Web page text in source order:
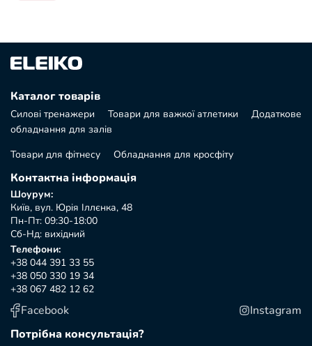
Каталог товарів
Силові тренажери Товари для важкої атлетики
Додаткове
обладнання для залів
Товари для фітнесу
Обладнання для кросфіту
Контактна інформація
Шоурум:
Київ, вул. Юрія Іллєнка, 48
Пн-Пт: 09:30-18:00
Сб-Нд: вихідний
Телефони:
+38 044 391 33 55
+38 050 330 19 34
+38 067 482 12 62
Facebook
Instagram
Потрібна консультація?